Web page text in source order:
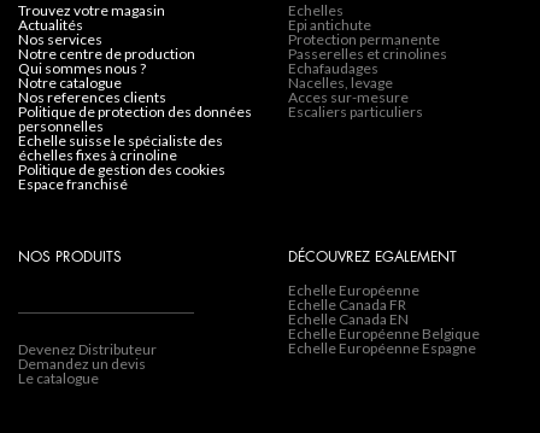
trouvez votre magasin
actualités
nos services
notre centre de production
qui sommes nous ?
notre catalogue
nos references clients
politique de protection des données
personnelles
echelle suisse le spécialiste des
échelles fixes à crinoline
politique de gestion des cookies
espace franchisé
Echelles
Epi antichute
Protection permanente
Passerelles et crinolines
Echafaudages
Nacelles, levage
Acces sur-mesure
Escaliers particuliers
NOS PRODUITS
Devenez Distributeur
Demandez un devis
Le catalogue
DÉCOUVREZ EGALEMENT
Echelle Européenne
Echelle Canada FR
Echelle Canada EN
Echelle Européenne Belgique
Echelle Européenne Espagne